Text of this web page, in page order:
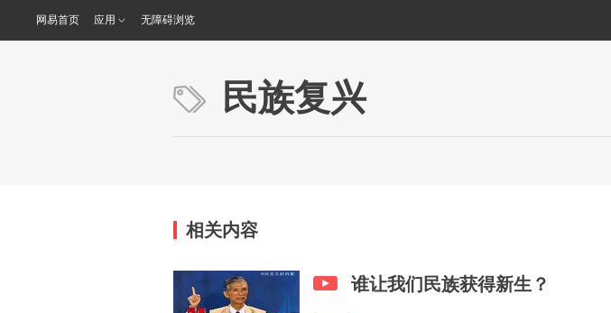
网易首页 应用 无障碍浏览
民族复兴
相关内容
谁让我们民族获得新生？